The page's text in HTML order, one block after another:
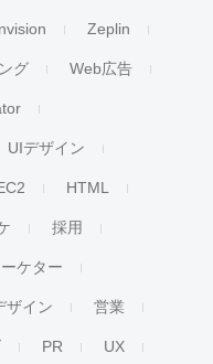
Zeplin
グ Web広告
UIデザイン
HTML
採用
ケター
ザイン 営業
PR UX